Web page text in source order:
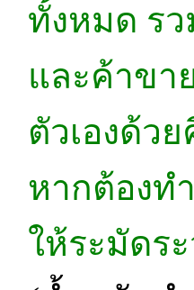
ทั้งหมด ร
และค้าขา
ตัวเองด้ว
หากต้องท
ให้ระมัดร